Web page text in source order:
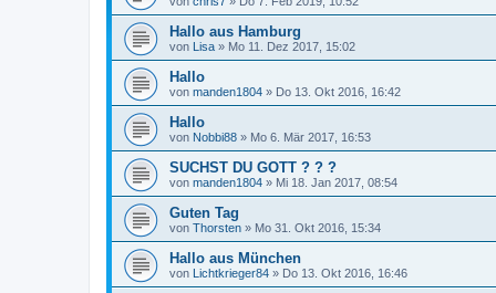
Hallo aus Hamburg
von Lisa » Mo 11. Dez 2017, 15:02
Hallo
von manden1804 » Do 13. Okt 2016, 16:42
Hallo
von Nobbi88 » Mo 6. Mär 2017, 16:53
SUCHST DU GOTT ? ? ?
von manden1804 » Mi 18. Jan 2017, 08:54
Guten Tag
von Thorsten » Mo 31. Okt 2016, 15:34
Hallo aus München
von Lichtkrieger84 » Do 13. Okt 2016, 16:46